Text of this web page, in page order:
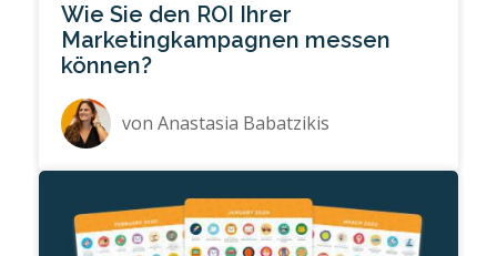
Wie Sie den ROI Ihrer
Marketingkampagnen messen
können?
vonAnastasia Babatzikis